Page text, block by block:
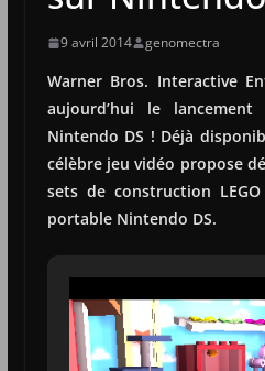
9 avril 2014 genomectra
Warner Bros. Interactive
aujourd’hui le
Nintendo DS ! Déjà
célèbre jeu vidéo propose
sets de construction
portable Nintendo DS.